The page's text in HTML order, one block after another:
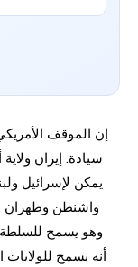
إن الموقف
سيادة. إيران
يمكن لإسرائيل
واشنطن وطهران
وهو يسمح للسلطة
أنه يسمح للولايات